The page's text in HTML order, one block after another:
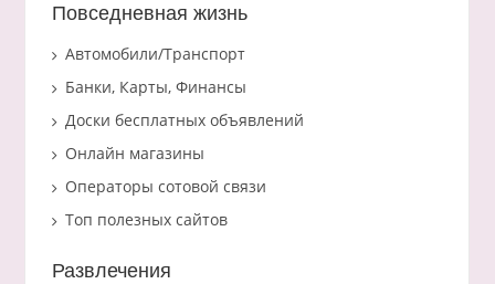
Повседневная жизнь
Автомобили/Транспорт
Банки, Карты, Финансы
Доски бесплатных объявлений
Онлайн магазины
Операторы сотовой связи
Топ полезных сайтов
Развлечения